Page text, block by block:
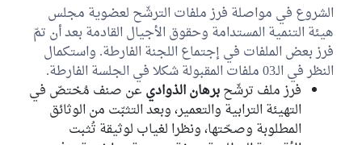
الشروع في مواصلة فرز ملفات الترشّح لعضوية مجلس
هيئة التنمية المستدامة وحقوق الأجيال القادمة بعد أن تمّ
فرز بعض الملفات في إجتماع اللجنة الفارطة. واستكمال
النظر في الـ03 ملفات المقبولة شكلا في الجلسة الفارطة.
فرز ملف ترشّحبرهان الذوادي عن صنف مُختصّ في
التهيئة الترابية والتعمير، وبعد التثبّت من الوثائق
المطلوبة وصحّتها، ونظرا لغياب لوثيقة تُثبت